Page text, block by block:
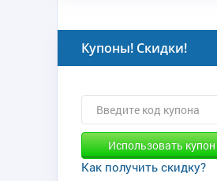
Купоны! Скидки!
Использовать купон
Как получить скидку?